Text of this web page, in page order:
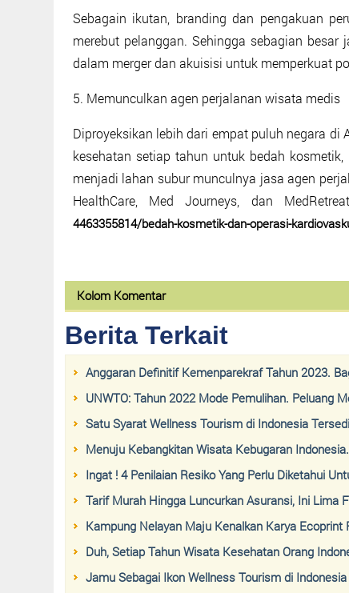
Sebagain ikutan, branding dan pengakuan
merebut pelanggan. Sehingga sebagian
dalam merger dan akuisisi untuk memperkuat
5. Memunculkan agen perjalanan wisata medis
Diproyeksikan lebih dari empat puluh negara di
kesehatan setiap tahun untuk bedah
menjadi lahan subur munculnya jasa agen
HealthCare, Med Journeys, dan
4463355814/bedah-kosmetik-dan-operasi-
Kolom Komentar
Berita Terkait
Anggaran Definitif Kemenparekraf Tahun 2023.
UNWTO: Tahun 2022 Mode Pemulihan. Peluang
Satu Syarat Wellness Tourism di Indonesia
Menuju Kebangkitan Wisata Kebugaran
Ingat ! 4 Penilaian Resiko Yang Perlu Diketahui
Tarif Murah Hingga Luncurkan Asuransi, Ini Lima
Kampung Nelayan Maju Kenalkan Karya Ecoprint
Duh, Setiap Tahun Wisata Kesehatan Orang
Jamu Sebagai Ikon Wellness Tourism di Indonesia